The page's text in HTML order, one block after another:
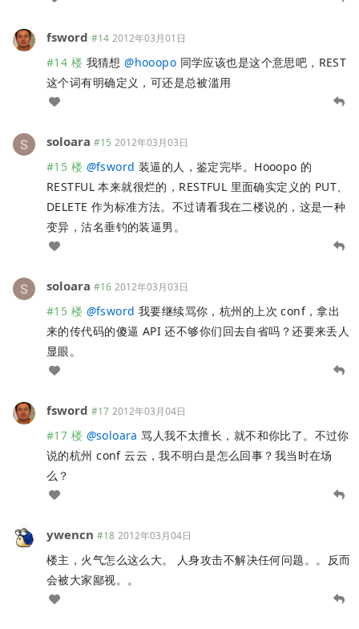
fsword #14 2012年03月01日
#14 楼 我猜想@hooopo 同学应该也是这个意思吧，REST
这个词有明确定义，可还是总被滥用
soloara #15 2012年03月03日
#15 楼 @fsword 装逼的人，鉴定完毕。Hooopo 的
RESTFUL 本来就很烂的，RESTFUL 里面确实定义的 PUT、
DELETE 作为标准方法。不过请看我在二楼说的，这是一种
变异，沽名垂钓的装逼男。
soloara #16 2012年03月03日
#15 楼 @fsword 我要继续骂你，杭州的上次 conf，拿出
来的传代码的傻逼 API 还不够你们回去自省吗？还要来丢人
显眼。
fsword #17 2012年03月04日
#17 楼 @soloara 骂人我不太擅长，就不和你比了。不过你
说的杭州 conf 云云，我不明白是怎么回事？我当时在场
么？
ywencn #18 2012年03月04日
楼主，火气怎么这么大。 人身攻击不解决任何问题。。反而
会被大家鄙视。。